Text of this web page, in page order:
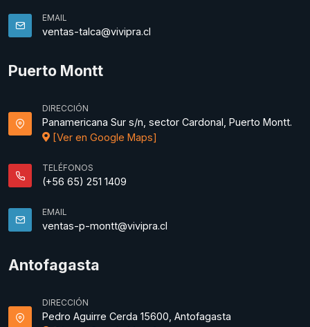
EMAIL
ventas-talca@vivipra.cl
Puerto Montt
DIRECCIÓN
Panamericana Sur s/n, sector Cardonal, Puerto Montt.
[Ver en Google Maps]
TELÉFONOS
(+56 65) 251 1409
EMAIL
ventas-p-montt@vivipra.cl
Antofagasta
DIRECCIÓN
Pedro Aguirre Cerda 15600, Antofagasta